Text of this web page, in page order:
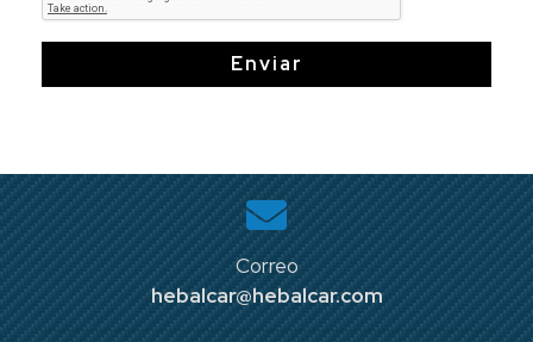
Enviar
Correo
hebalcar@hebalcar.com